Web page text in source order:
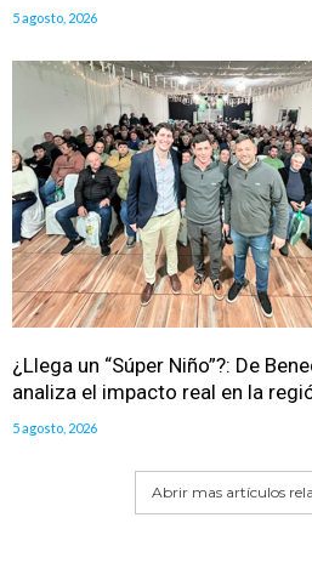
5 agosto, 2026
¿Llega un “Súper Niño”?: De
analiza el impacto real en la
5 agosto, 2026
Abrir mas artículos